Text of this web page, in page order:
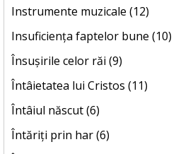
Instrumente muzicale (12)
Insuficiența faptelor bune (10)
Însușirile celor răi (9)
Întâietatea lui Cristos (11)
Întâiul născut (6)
Întăriți prin har (6)